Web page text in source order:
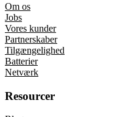
Om os
Jobs
Vores kunder
Partnerskaber
Tilgængelighed
Batterier
Netværk
Resourcer